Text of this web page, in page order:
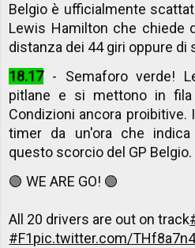
Belgio è ufficialmente
Lewis Hamilton che chiede
distanza dei 44 giri oppure di
18.17- Semaforo verde!
pitlane e si mettono in fila
Condizioni ancora proibitive.
timer da un'ora che
questo scorcio del GP Belgio.
🟢 WE ARE GO! 🟢
All 20 drivers are out on track
#F1pic.twitter.com/